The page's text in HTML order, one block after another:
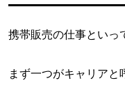
携帯販売の仕事といっ
まず一つがキャリアと